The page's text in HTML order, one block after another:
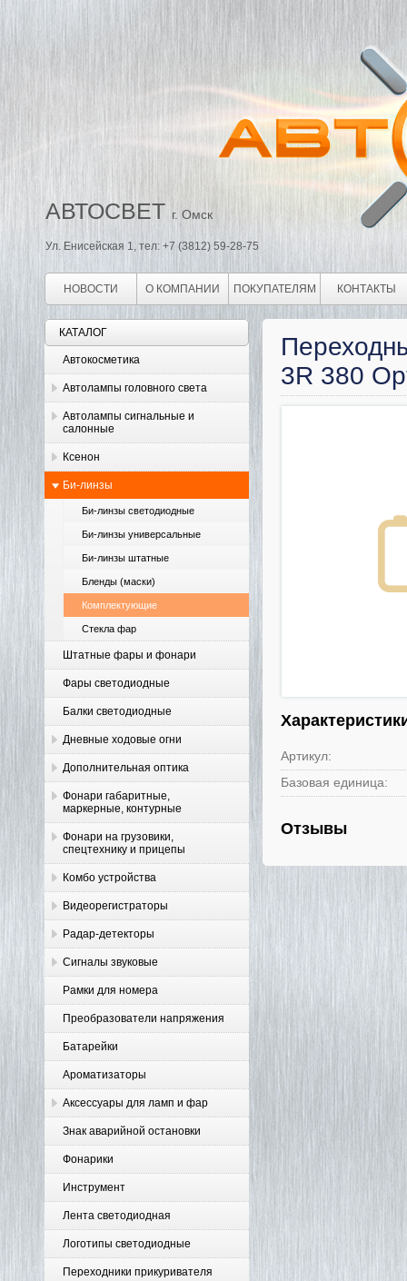
АВТОСВЕТ г. Омск
Ул. Енисейская 1, тел: +7 (3812) 59-28-75
НОВОСТИ О КОМПАНИИ ПОКУПАТЕЛЯМ КОНТАКТЫ
КАТАЛОГ
Автокосметика
Автолампы головного света
Автолампы сигнальные и
салонные
Ксенон
Би-линзы
Би-линзы светодиодные
Би-линзы универсальные
Би-линзы штатные
Бленды (маски)
Комплектующие
Стекла фар
Штатные фары и фонари
Фары светодиодные
Балки светодиодные
Дневные ходовые огни
Дополнительная оптика
Фонари габаритные,
маркерные, контурные
Фонари на грузовики,
спецтехнику и прицепы
Комбо устройства
Видеорегистраторы
Радар-детекторы
Сигналы звуковые
Рамки для номера
Преобразователи напряжения
Батарейки
Ароматизаторы
Аксессуары для ламп и фар
Знак аварийной остановки
Фонарики
Инструмент
Лента светодиодная
Логотипы светодиодные
Переходники прикуривателя
3R 380
Артикул:
Базовая единица:
Отзывы